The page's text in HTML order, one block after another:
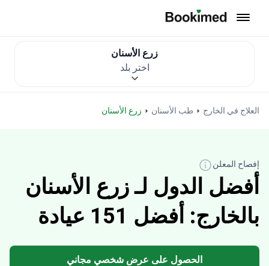
العلاج في الخارج طب الأسنان زرع الأسنان
زرع الأسنان
اختر بلد
إفصاح المعلن
أفضل الدول لـ زرع الأسنان
بالخارج: أفضل 151 عيادة
الحصول على عرض شخصي مجاني